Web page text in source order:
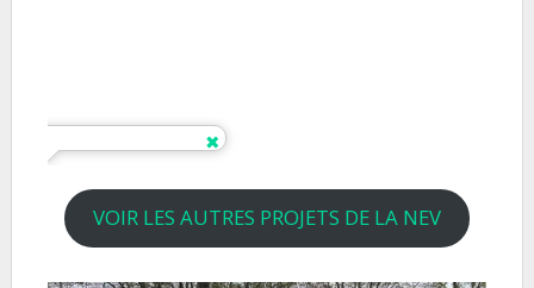
VOIR LES AUTRES PROJETS DE LA NEV